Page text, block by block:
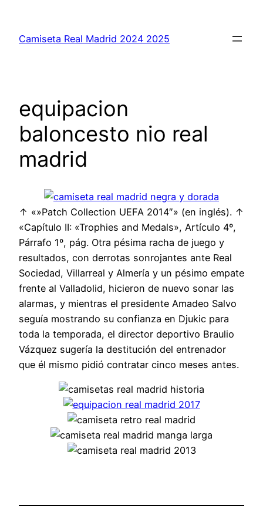
contenido
Camiseta Real Madrid 2024 2025
equipacion
baloncesto nio real
madrid
↑ «»Patch Collection UEFA 2014″» (en inglés). ↑
«Capítulo II: «Trophies and Medals», Artículo 4º,
Párrafo 1º, pág. Otra pésima racha de juego y
resultados, con derrotas sonrojantes ante Real
Sociedad, Villarreal y Almería y un pésimo empate
frente al Valladolid, hicieron de nuevo sonar las
alarmas, y mientras el presidente Amadeo Salvo
seguía mostrando su confianza en Djukic para
toda la temporada, el director deportivo Braulio
Vázquez sugería la destitución del entrenador
que él mismo pidió contratar cinco meses antes.